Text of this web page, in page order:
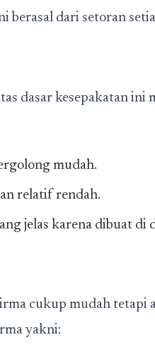
berasal dari setoran
dasar kesepakatan ini
mudah.
relatif rendah.
jelas karena dibuat di
cukup mudah tetapi
yakni: